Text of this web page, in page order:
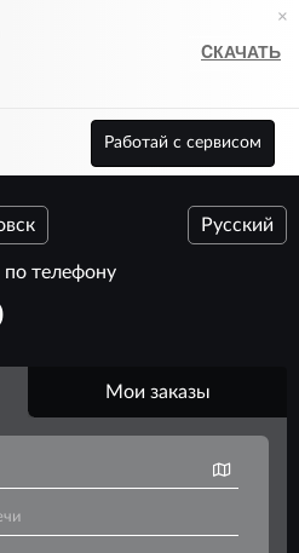
×
CКАЧАТЬ
Работай с сервисом
Русский
телефону